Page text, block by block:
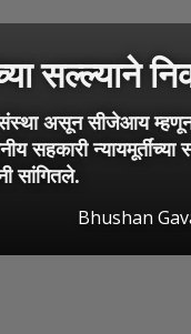
सल्ल्याने
संस्था असून सीजेआय
सहकारी न्यायमूर्तींच्या
सांगितले.
Bhushan